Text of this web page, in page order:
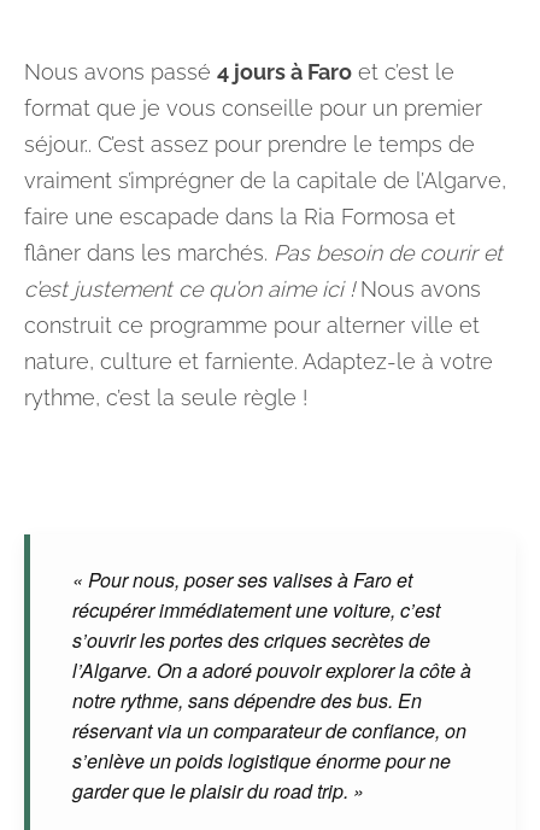
Nous avons passé 4 jours à Faro et c’est le
format que je vous conseille pour un premier
séjour.. C’est assez pour prendre le temps de
vraiment s’imprégner de la capitale de l’Algarve,
faire une escapade dans la Ria Formosa et
flâner dans les marchés. Pas besoin de courir et
c’est justement ce qu’on aime ici !Nous avons
construit ce programme pour alterner ville et
nature, culture et farniente. Adaptez-le à votre
rythme, c’est la seule règle !
« Pour nous, poser ses valises à Faro et
récupérer immédiatement une voiture, c’est
s’ouvrir les portes des criques secrètes de
l’Algarve. On a adoré pouvoir explorer la côte à
notre rythme, sans dépendre des bus. En
réservant via un comparateur de confiance, on
s’enlève un poids logistique énorme pour ne
garder que le plaisir du road trip. »